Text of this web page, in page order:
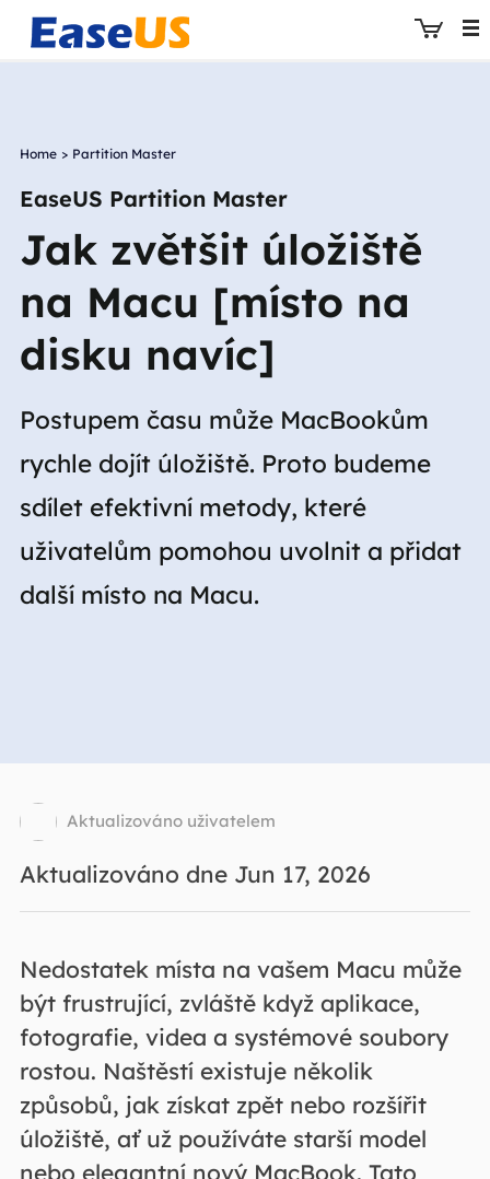
Home > Partition Master
EaseUS Partition Master
Jak zvětšit úložiště
na Macu [místo na
disku navíc]
Postupem času může MacBookům
rychle dojít úložiště. Proto budeme
sdílet efektivní metody, které
uživatelům pomohou uvolnit a přidat
další místo na Macu.
Aktualizováno uživatelem
Aktualizováno dne Jun 17, 2026
Nedostatek místa na vašem Macu může
být frustrující, zvláště když aplikace,
fotografie, videa a systémové soubory
rostou. Naštěstí existuje několik
způsobů, jak získat zpět nebo rozšířit
úložiště, ať už používáte starší model
nebo elegantní nový MacBook. Tato